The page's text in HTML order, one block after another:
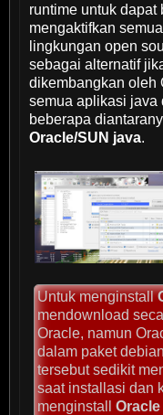
runtime untuk dapat
mengaktifkan
lingkungan open
sebagai alternatif
dikembangkan oleh
semua aplikasi java
beberapa
Oracle/SUN java.
Untuk menginstall
mendownload
Oracle, namun
dalam paket
tersebut sedikit
saat installasi dan
menginstall